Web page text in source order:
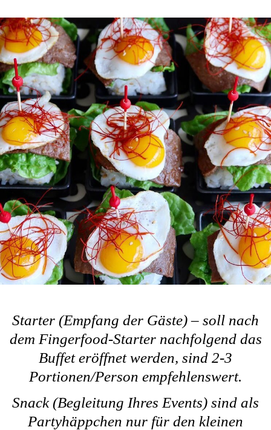
Starter (Empfang der Gäste) – soll nach
dem Fingerfood-Starter nachfolgend das
Buffet eröffnet werden, sind 2-3
Portionen/Person empfehlenswert.
Snack (Begleitung Ihres Events) sind als
Partyhäppchen nur für den kleinen